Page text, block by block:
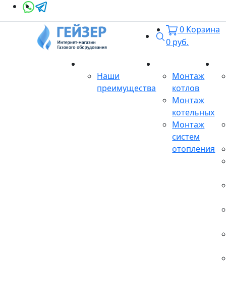
Поиск
0 Корзина
0 руб.
Наши
преимущества
Монтаж
котлов
Монтаж
котельных
Монтаж
систем
отопления